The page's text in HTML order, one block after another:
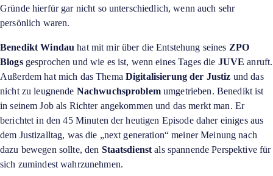
Gründe hierfür gar nicht so unterschiedlich, wenn auch sehr
persönlich waren.
Benedikt Windau hat mit mir über die Entstehung seines ZPO
Blogsgesprochen und wie es ist, wenn eines Tages die JUVE anruft.
Außerdem hat mich das Thema Digitalisierung der Justiz und das
nicht zu leugnende Nachwuchsproblemumgetrieben. Benedikt ist
in seinem Job als Richter angekommen und das merkt man. Er
berichtet in den 45 Minuten der heutigen Episode daher einiges aus
dem Justizalltag, was die „next generation“ meiner Meinung nach
dazu bewegen sollte, den Staatsdienst als spannende Perspektive für
sich zumindest wahrzunehmen.